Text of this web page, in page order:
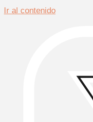
Ir al contenido